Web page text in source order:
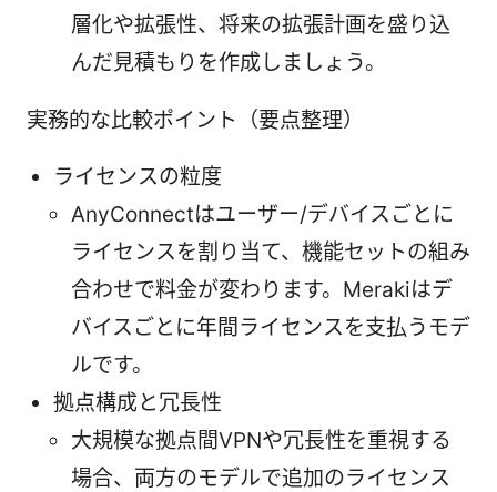
層化や拡張性、将来の拡張計画を盛り込
んだ見積もりを作成しましょう。
実務的な比較ポイント（要点整理）
ライセンスの粒度
AnyConnectはユーザー/デバイスごとに
ライセンスを割り当て、機能セットの組み
合わせで料金が変わります。Merakiはデ
バイスごとに年間ライセンスを支払うモデ
ルです。
拠点構成と冗長性
大規模な拠点間VPNや冗長性を重視する
場合、両方のモデルで追加のライセンス